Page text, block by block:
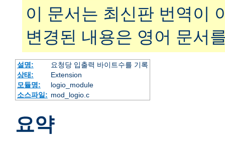
이 문서는 최신판 번역이
변경된 내용은 영어 문서
설명:
요청당 입출력 바이트수를 기록
상태:
Extension
모듈명:
logio_module
소스파일: mod_logio.c
요약